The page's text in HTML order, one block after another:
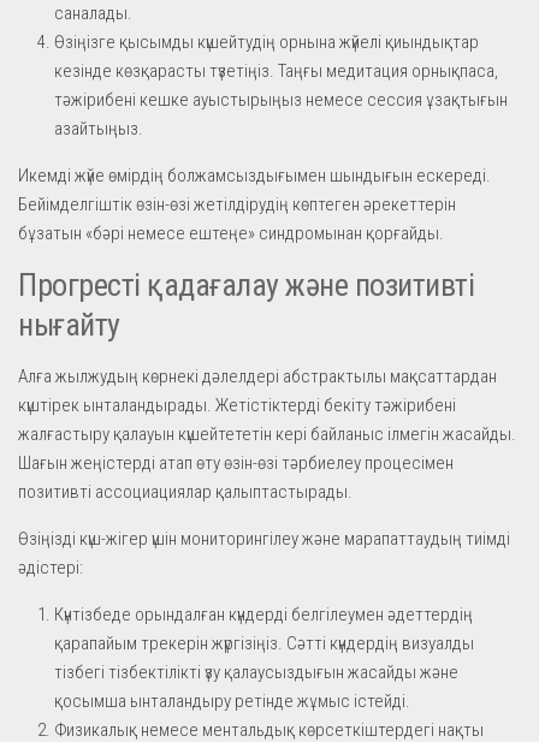
саналады.
Өзіңізге қысымды күшейтудің орнына жүйелі қиындықтар
кезінде көзқарасты түзетіңіз. Таңғы медитация орнықпаса,
тәжірибені кешке ауыстырыңыз немесе сессия ұзақтығын
азайтыңыз.
Икемді жүйе өмірдің болжамсыздығымен шындығын ескереді.
Бейімделгіштік өзін-өзі жетілдірудің көптеген әрекеттерін
бұзатын «бәрі немесе ештеңе» синдромынан қорғайды.
Прогресті қадағалау және позитивті
нығайту
Алға жылжудың көрнекі дәлелдері абстрактылы мақсаттардан
күштірек ынталандырады. Жетістіктерді бекіту тәжірибені
жалғастыру қалауын күшейтететін кері байланыс ілмегін жасайды.
Шағын жеңістерді атап өту өзін-өзі тәрбиелеу процесімен
позитивті ассоциациялар қалыптастырады.
Өзіңізді күш-жігер үшін мониторингілеу және марапаттаудың тиімді
әдістері:
Күнтізбеде орындалған күндерді белгілеумен әдеттердің
қарапайым трекерін жүргізіңіз. Сәтті күндердің визуалды
тізбегі тізбектілікті үзу қалаусыздығын жасайды және
қосымша ынталандыру ретінде жұмыс істейді.
Физикалық немесе ментальдық көрсеткіштердегі нақты